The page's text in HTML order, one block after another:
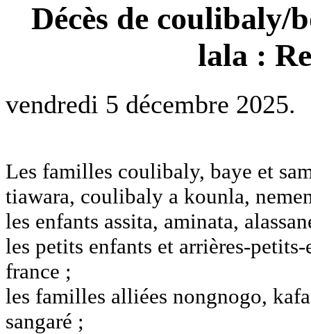
Décès de
lala :
vendredi 5 décembre 2025.
Les familles coulibaly, baye et
tiawara, coulibaly a kounla,
les enfants assita, aminata,
les petits enfants et arrières-
france ;
les familles alliées nongnogo,
sangaré ;